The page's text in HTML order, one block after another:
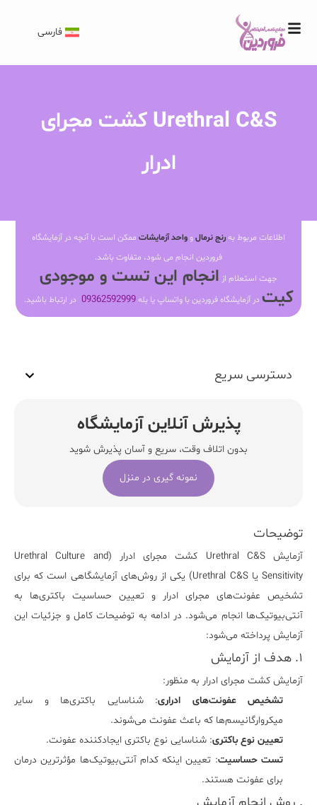
فارسی
Urethral C&S کشت مجرای
ادرار
اطلاعات مربوط بهرنج نرمالو واحد آزمایشات ممکن است با آنچه در آزمایشگاه
فروردین انجام می شود، متفاوت باشد.
جهت استعلام از انجام این تست و موجودی
کیت در آزمایشگاه فروردین با واتساپ یا بله09362592999 در ارتباط باشید.
توضیحات
آزمایش Urethral C&S کشت مجرای ادرار (
Urethral Culture and
Sensitivity
یا Urethral C&S) یکی از روش‌های آزمایشگاهی است که برای
تشخیص عفونت‌های مجرای ادرار و تعیین حساسیت باکتری‌ها به
آنتی‌بیوتیک‌ها انجام می‌شود. در ادامه به توضیحات کامل و جزئیات این
آزمایش پرداخته می‌شود:
۱. هدف از آزمایش
آزمایش کشت مجرای ادرار به منظور:
تشخیص عفونت‌های ادراری: شناسایی باکتری‌ها و سایر
میکروارگانیسم‌ها که باعث عفونت می‌شوند.
تعیین نوع باکتری: شناسایی نوع باکتری ایجادکننده عفونت.
تست حساسیت: تعیین اینکه کدام آنتی‌بیوتیک‌ها مؤثرترین درمان
برای عفونت هستند.
دسترسی سریع
پذیرش آنلاین آزمایشگاه
بدون اتلاف وقت، سریع و آسان پذیرش شوید
نمونه گیری در منزل